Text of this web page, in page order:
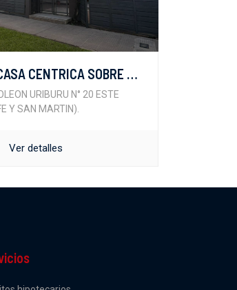
EXCELENTE CASA CENTRICA SOBRE AVENIDA NAPOLEON URIBURU
URIBURU N° 20 ESTE
Y SAN MARTIN).
Ver detalles